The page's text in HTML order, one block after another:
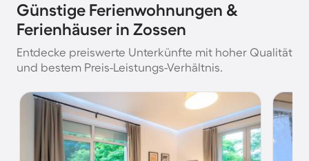
Günstige Ferienwohnungen &
Ferienhäuser in Zossen
Entdecke preiswerte Unterkünfte mit hoher Qualität
und bestem Preis-Leistungs-Verhältnis.